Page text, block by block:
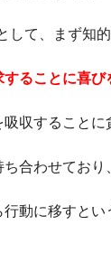
して、まず知
ることに喜
収することに
合わせてお
動に移すと